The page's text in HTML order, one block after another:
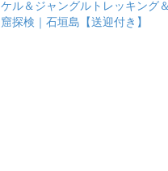
ケル＆ジャングルトレッキング
窟探検｜石垣島【送迎付き】